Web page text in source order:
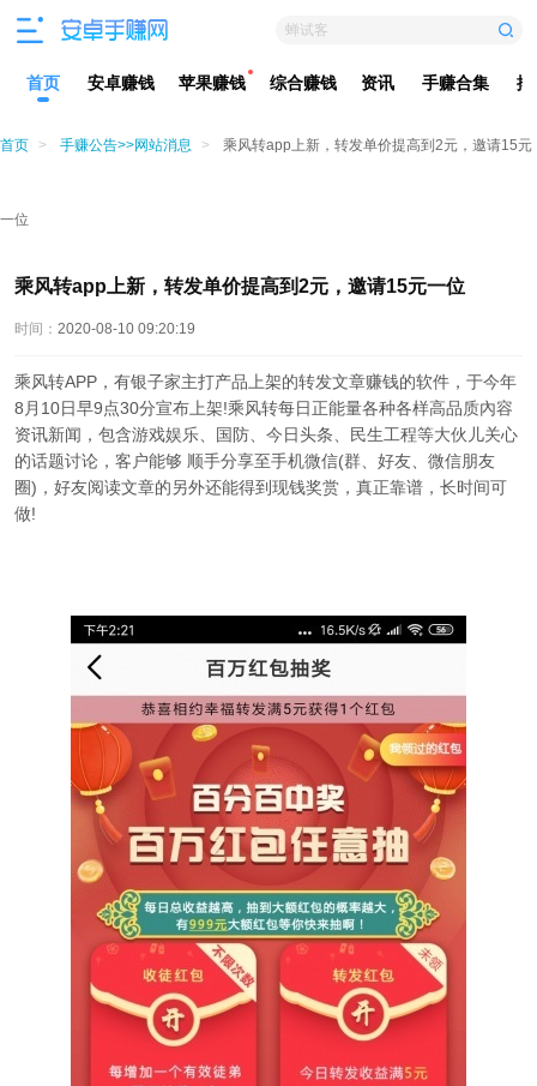
蝉试客
首页 安卓赚钱 苹果赚钱 综合赚钱 资讯 手赚合集 排
首页 > 手赚公告>>网站消息 > 乘风转app上新，转发单价提高到2元，邀请15元
一位
乘风转app上新，转发单价提高到2元，邀请15元一位
时间： 2020-08-10 09:20:19
乘风转APP，有银子家主打产品上架的转发文章赚钱的软件，于今年
8月10日早9点30分宣布上架!乘风转每日正能量各种各样高品质內容
资讯新闻，包含游戏娱乐、国防、今日头条、民生工程等大伙儿关心
的话题讨论，客户能够 顺手分享至手机微信(群、好友、微信朋友
圈)，好友阅读文章的另外还能得到现钱奖赏，真正靠谱，长时间可
做!